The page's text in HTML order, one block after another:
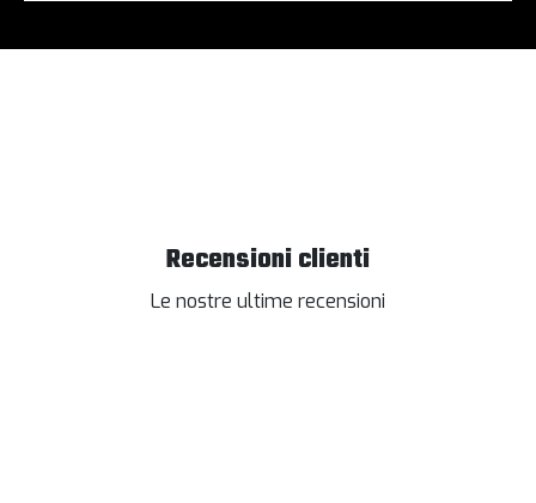
Recensioni clienti
Le nostre ultime recensioni